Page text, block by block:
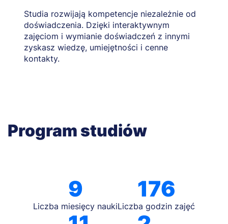
Studia rozwijają kompetencje niezależnie od
doświadczenia. Dzięki interaktywnym
zajęciom i wymianie doświadczeń z innymi
zyskasz wiedzę, umiejętności i cenne
kontakty.
Program studiów
9
Liczba miesięcy nauki
176
Liczba godzin zajęć